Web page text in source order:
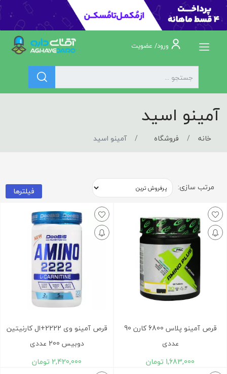
ورود/ عضویت
آمینو اسید
خانه فروشگاه آمینو اسید
مرتب سازی: فیلترها
قرص آمینو پلاس 6800 کارن 90
عددی
1,683,000 تومان
قرص آمینو وی 2222+ال کارنیتین
دوبیس 200 عددی
2,420,000 تومان